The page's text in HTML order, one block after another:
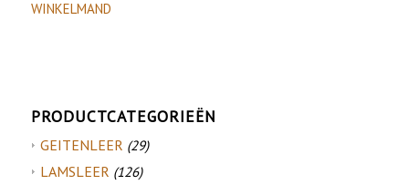
WINKELMAND
PRODUCTCATEGORIEËN
GEITENLEER (29)
LAMSLEER (126)